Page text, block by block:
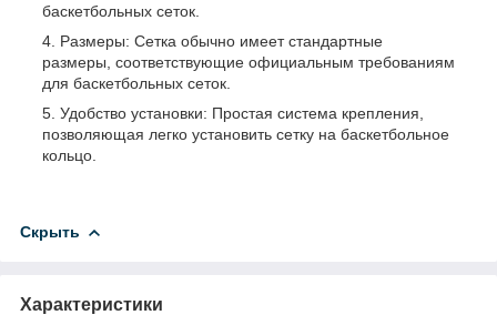
баскетбольных сеток.
Размеры: Сетка обычно имеет стандартные
размеры, соответствующие официальным требованиям
для баскетбольных сеток.
Удобство установки: Простая система крепления,
позволяющая легко установить сетку на баскетбольное
кольцо.
Скрыть
Характеристики